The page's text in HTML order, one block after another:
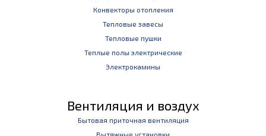
Конвекторы отопления
Тепловые завесы
Тепловые пушки
Теплые полы электрические
Электрокамины
Вентиляция и воздух
Бытовая приточная вентиляция
Вытяжные установки